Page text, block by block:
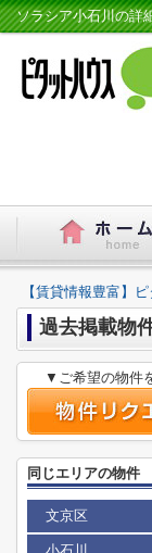
ソラシア小石川の詳
【賃貸情報豊富】
過去掲載物
▼ご希望の物件
同じエリアの物件
文京区